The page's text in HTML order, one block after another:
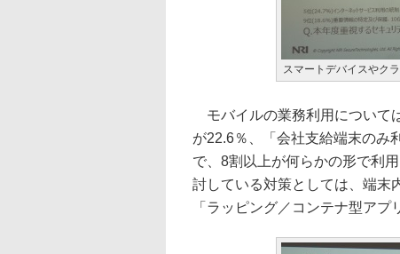
スマートデバイスやク
モバイルの業務利用について
が22.6％、「会社支給端末のみ
で、8割以上が何らかの形で利
討している対策としては、端末
「ラッピング／コンテナ型アプ